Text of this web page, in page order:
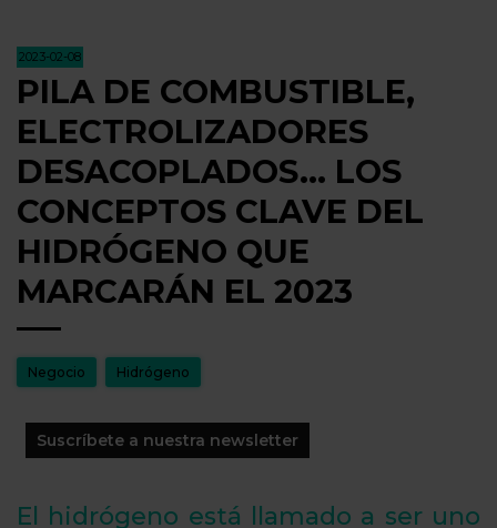
2023-02-08
PILA DE COMBUSTIBLE,
ELECTROLIZADORES
DESACOPLADOS... LOS
CONCEPTOS CLAVE DEL
HIDRÓGENO QUE
MARCARÁN EL 2023
Negocio Hidrógeno
Suscríbete a nuestra newsletter
El hidrógeno está llamado a ser uno